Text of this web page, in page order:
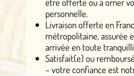
personnelle.
Livraison offerte en
métropolitaine, assurée
arrivée en toute
Satisfait(e) ou
– votre confiance est